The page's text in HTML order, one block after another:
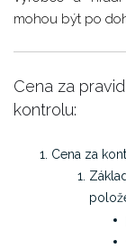
mohou být po
Cena za
kontrolu:
Cena za